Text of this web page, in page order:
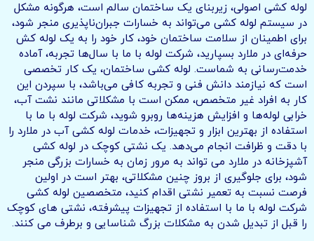
لوله کشی اصولی، زیربنای یک ساختمان سالم است، هرگونه مشکل
در سیستم لوله کشی می‌تواند به خسارات جبران‌ناپذیری منجر شود،
برای اطمینان از سلامت ساختمان خود، کار خود را به یک لوله کش
حرفه‌ای در ملارد بسپارید، شرکت لوله با ما با سال‌ها تجربه، آماده
خدمت‌رسانی به شماست. لوله کشی ساختمان، یک کار تخصصی
است که نیازمند دانش فنی و تجربه کافی می‌باشد، با سپردن این
کار به افراد غیر متخصص، ممکن است با مشکلاتی مانند نشت آب،
خرابی لوله‌ها و افزایش هزینه‌ها روبرو شوید، شرکت لوله با ما با
استفاده از بهترین ابزار و تجهیزات، خدمات لوله کشی آب در ملارد را
با دقت و ظرافت انجام می‌دهد. یک نشتی کوچک در لوله کشی
آشپزخانه در ملارد می تواند به مرور زمان به خسارات بزرگی منجر
شود، برای جلوگیری از بروز چنین مشکلاتی، بهتر است در اولین
فرصت نسبت به تعمیر نشتی اقدام کنید، متخصصین لوله کشی
شرکت لوله با ما با استفاده از تجهیزات پیشرفته، نشتی های کوچک
را قبل از تبدیل شدن به مشکلات بزرگ شناسایی و برطرف می کنند.